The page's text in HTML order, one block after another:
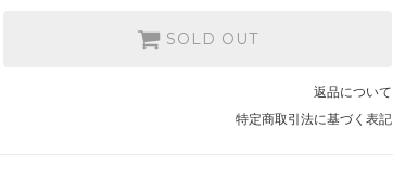
SOLD OUT
返品について
特定商取引法に基づく表記